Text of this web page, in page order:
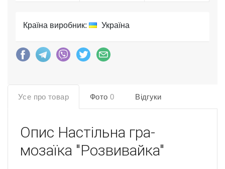
Країна виробник: Україна
Усе про товар Фото 0 Відгуки
Опис Настільна гра-
мозаїка "Розвивайка"